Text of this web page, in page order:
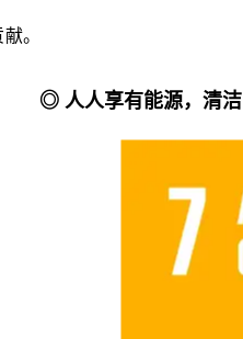
。
◎ 人人享有能源，清洁